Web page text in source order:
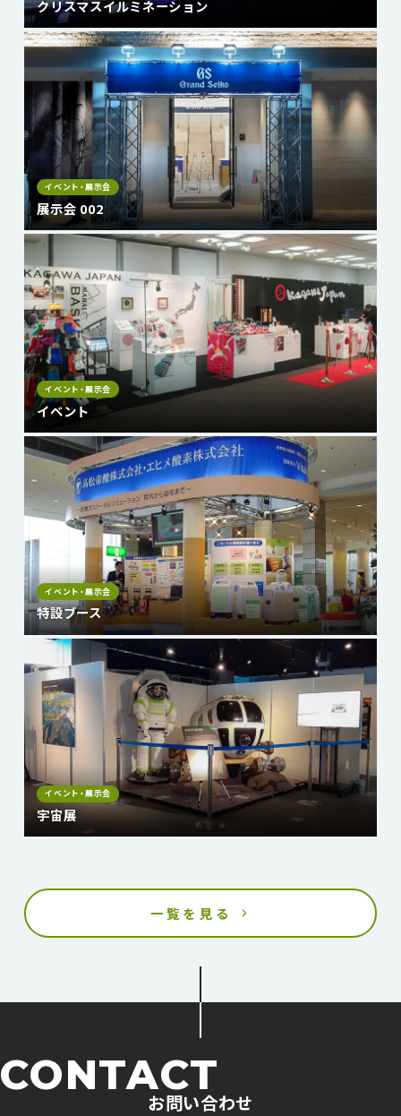
クリスマスイルミネーション
イベント・展示会
展示会 002
イベント・展示会
イベント
イベント・展示会
特設ブース
イベント・展示会
宇宙展
一覧を見る
CONTACT
お問い合わせ